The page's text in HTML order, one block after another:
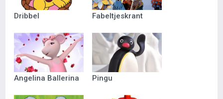
Dribbel Fabeltjeskrant
Angelina Ballerina Pingu